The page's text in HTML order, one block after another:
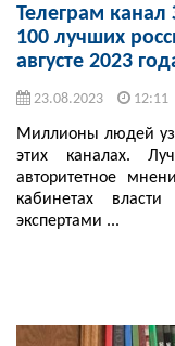
Телеграм канал
100 лучших
августе 2023
23.08.2023 12:11
Миллионы людей
этих каналах.
авторитетное
кабинетах
экспертами ...